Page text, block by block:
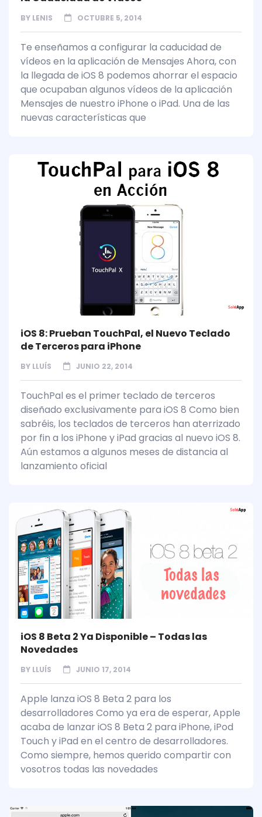
BY LENIS OCTUBRE 5, 2014
Te enseñamos a configurar la caducidad de
vídeos en la aplicación de Mensajes Ahora, con
la llegada de iOS 8 podemos ahorrar el espacio
que ocupaban algunos vídeos de la aplicación
Mensajes de nuestro iPhone o iPad. Una de las
nuevas características que
iOS 8: Prueban TouchPal, el Nuevo Teclado
de Terceros para iPhone
BY LLUÍS JUNIO 22, 2014
TouchPal es el primer teclado de terceros
diseñado exclusivamente para iOS 8 Como bien
sabréis, los teclados de terceros han aterrizado
por fin a los iPhone y iPad gracias al nuevo iOS 8.
Aún estamos a algunos meses de distancia al
lanzamiento oficial
iOS 8 Beta 2 Ya Disponible – Todas las
Novedades
BY LLUÍS JUNIO 17, 2014
Apple lanza iOS 8 Beta 2 para los
desarrolladores Como ya era de esperar, Apple
acaba de lanzar iOS 8 Beta 2 para iPhone, iPod
Touch y iPad en el centro de desarrolladores.
Como siempre, hemos querido compartir con
vosotros todas las novedades